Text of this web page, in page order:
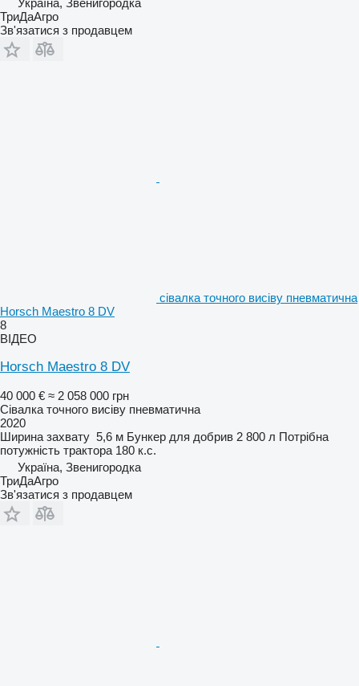
Україна, Звенигородка
ТриДаАгро
Зв'язатися з продавцем
сівалка точного висіву пневматична
Horsch Maestro 8 DV
8
ВІДЕО
Horsch Maestro 8 DV
40 000 € ≈ 2 058 000 грн
Сівалка точного висіву пневматична
2020
Ширина захвату 5,6 м Бункер для добрив 2 800 л Потрібна
потужність трактора 180 к.с.
Україна, Звенигородка
ТриДаАгро
Зв'язатися з продавцем